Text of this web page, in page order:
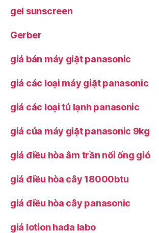
gel sunscreen
Gerber
giá bán máy giặt panasonic
giá các loại máy giặt panasonic
giá các loại tủ lạnh panasonic
giá của máy giặt panasonic 9kg
giá điều hòa âm trần nối ống gió
giá điều hòa cây 18000btu
giá điều hòa cây panasonic
giá lotion hada labo